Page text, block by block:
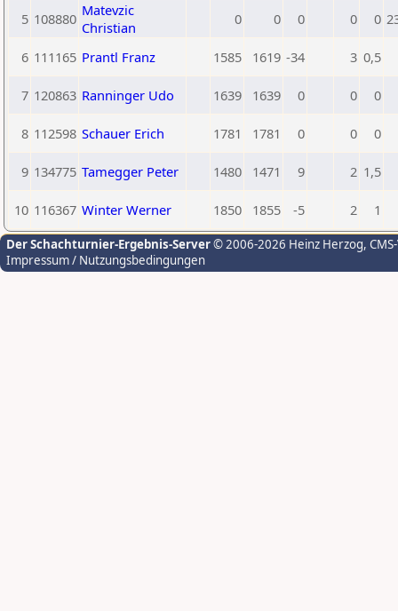
5 108880 Matevzic
Christian
0 0 0 0 0
6 111165 Prantl Franz 1585 1619 -34 3 0,5
7 120863 Ranninger Udo 1639 1639 0 0 0
8 112598 Schauer Erich 1781 1781 0 0 0
9 134775 Tamegger Peter 1480 1471 9 2 1,5
10 116367 Winter Werner 1850 1855 -5 2 1
Der Schachturnier-Ergebnis-Server© 2006-2026 Heinz Herzog,
Impressum / Nutzungsbedingungen